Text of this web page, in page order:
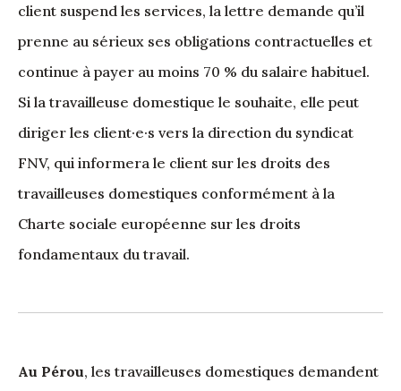
client suspend les services, la lettre demande qu’il
prenne au sérieux ses obligations contractuelles et
continue à payer au moins 70 % du salaire habituel.
Si la travailleuse domestique le souhaite, elle peut
diriger les client·e·s vers la direction du syndicat
FNV, qui informera le client sur les droits des
travailleuses domestiques conformément à la
Charte sociale européenne sur les droits
fondamentaux du travail.
Au Pérou, les travailleuses domestiques demandent